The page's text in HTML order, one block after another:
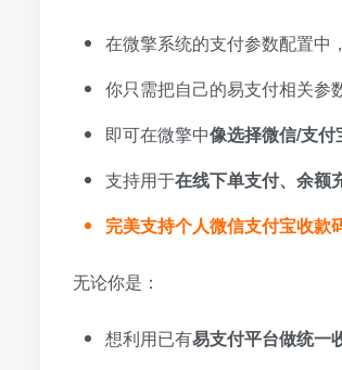
在微擎系统的支付参数配置中
你只需把自己的易支付相关参
即可在微擎中像选择微信/支
支持用于在线下单支付、余额
完美支持个人微信支付宝收款
无论你是：
想利用已有易支付平台做统一